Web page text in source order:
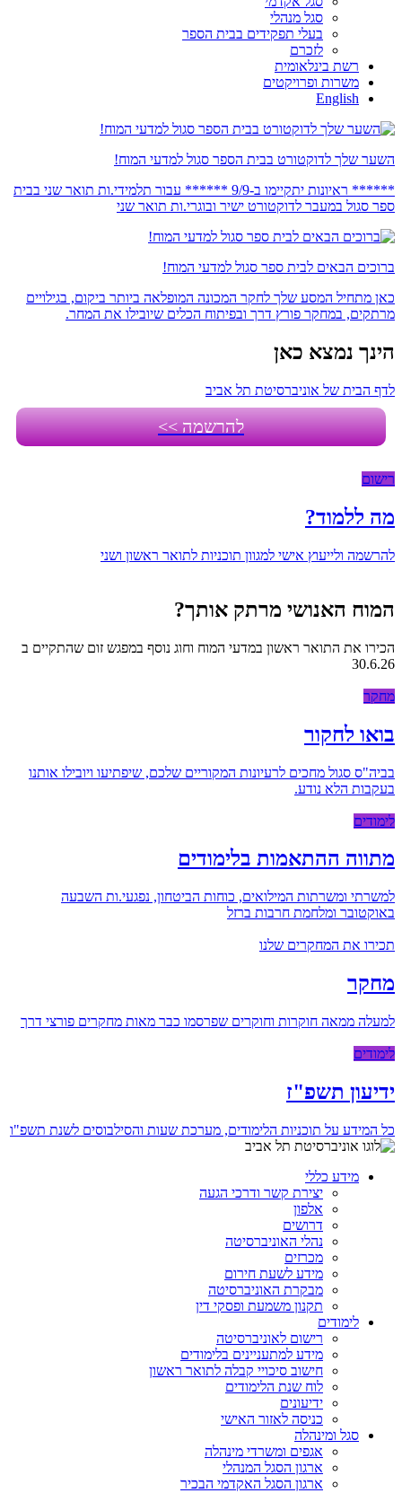
סגל מנהלי
בעלי תפקידים בבית הספר
לזכרם
רשת בינלאומית
משרות ופרויקטים
English
השער שלך לדוקטורט בבית הספר סגול למדעי המוח!
****** ראיונות יתקיימו ב-9/9 ****** עבור תלמידי.ות תואר שני בבית
ספר סגול במעבר לדוקטורט ישיר ובוגרי.ות תואר שני
ברוכים הבאים לבית ספר סגול למדעי המוח!
כאן מתחיל המסע שלך לחקר המכונה המופלאה ביותר ביקום, בגילויים
מרתקים, במחקר פורץ דרך ובפיתוח הכלים שיובילו את המחר.
הינך נמצא כאן
לדף הבית של אוניברסיטת תל אביב
להרשמה >>
רישום
מה ללמוד?
להרשמה ולייעוץ אישי למגוון תוכניות לתואר ראשון ושני
המוח האנושי מרתק אותך?
הכירו את התואר ראשון במדעי המוח וחוג נוסף במפגש זום שהתקיים ב
30.6.26
מחקר
בואו לחקור
בביה"ס סגול מחכים לרעיונות המקוריים שלכם, שיפתיעו ויובילו אותנו
בעקבות הלא נודע.
לימודים
מתווה ההתאמות בלימודים
למשרתי ומשרתות המילואים, כוחות הביטחון, נפגעי.ות השבעה
באוקטובר ומלחמת חרבות ברזל
תכירו את המחקרים שלנו
מחקר
למעלה ממאה חוקרות וחוקרים שפרסמו כבר מאות מחקרים פורצי דרך
לימודים
ידיעון תשפ"ז
כל המידע על תוכניות הלימודים, מערכת שעות והסילבוסים לשנת תשפ"ו
מידע כללי
יצירת קשר ודרכי הגעה
אלפון
דרושים
נהלי האוניברסיטה
מכרזים
מידע לשעת חירום
מבקרת האוניברסיטה
תקנון משמעת ופסקי דין
לימודים
רישום לאוניברסיטה
מידע למתעניינים בלימודים
חישוב סיכויי קבלה לתואר ראשון
לוח שנת הלימודים
ידיעונים
כניסה לאזור האישי
סגל ומינהלה
אגפים ומשרדי מינהלה
ארגון הסגל המנהלי
ארגון הסגל האקדמי הבכיר